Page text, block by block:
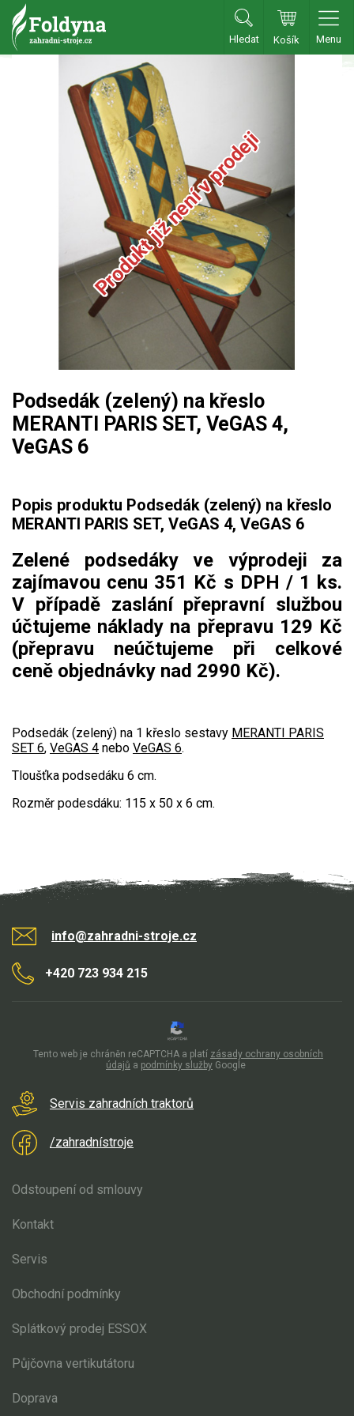
Hledat Košík Menu
Zahradní traktory
Zahradní traktory
Zahradní ridery
Benzínové sekačky
Akumulátorové sekačky
Robotické sekačky
Bubnové sekačky
Křovinořezy a vyžínače
Motorové pily
Benzínové pily
Aku pily
Elektrické pily
Jednoruční pily
Vyvětvovací pily
Aku křovinořezy a vyžínače
Aku pily
Aku sekačky
Štípačka na dřevo
VARI
VARI malotraktory
Vertikutátory
Kultivátory
Nůžky na živý plot
Elektrické tříkolky
Elektrické tříkolky pro seniory
Produkt již není v prodeji
Podsedák (zelený) na křeslo
MERANTI PARIS SET, VeGAS 4,
VeGAS 6
Popis produktu Podsedák (zelený) na křeslo
MERANTI PARIS SET, VeGAS 4, VeGAS 6
Zelené podsedáky ve výprodeji za
zajímavou cenu 351 Kč s DPH / 1 ks.
V případě zaslání přepravní službou
účtujeme náklady na přepravu 129 Kč
(přepravu neúčtujeme při celkové
ceně objednávky nad 2990 Kč).
Podsedák (zelený) na 1 křeslo sestavy MERANTI PARIS
SET 6, VeGAS 4 nebo VeGAS 6.
Tloušťka podsedáku 6 cm.
Rozměr podesdáku: 115 x 50 x 6 cm.
info@zahradni-stroje.cz
+420 723 934 215
Servis zahradních traktorů
/zahradnístroje
Odstoupení od smlouvy
Kontakt
Servis
Obchodní podmínky
Splátkový prodej ESSOX
Půjčovna vertikutátoru
Doprava
Tento web je chráněn reCAPTCHA a platí zásady ochrany osobních
údajů a podmínky služby Google